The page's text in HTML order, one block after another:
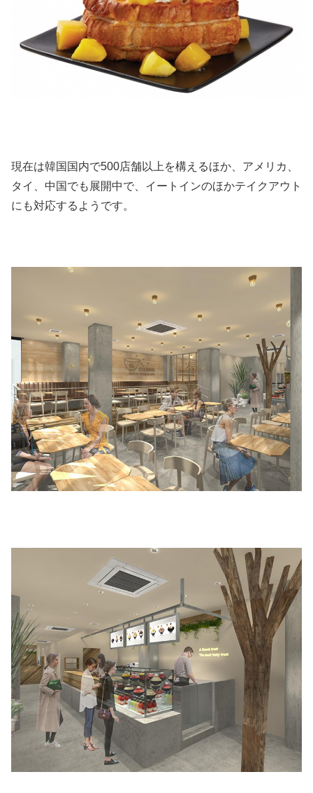
現在は韓国国内で500店舗以上を構えるほか、アメリカ、
タイ、中国でも展開中で、イートインのほかテイクアウト
にも対応するようです。